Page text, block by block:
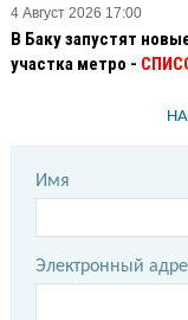
4 Август 2026 17:00
В Баку запустят
участка метро -
Имя
Электронный